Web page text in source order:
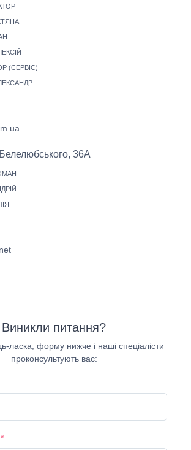
(СЕРВІС)
36А
Виникли питання?
ласка, форму нижче і наші спеціалісти
проконсультують вас:
*